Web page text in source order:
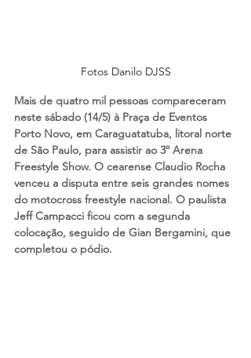
Fotos Danilo DJSS
Mais de quatro mil pessoas compareceram
neste sábado (14/5) à Praça de Eventos
Porto Novo, em Caraguatatuba, litoral norte
de São Paulo, para assistir ao 3º Arena
Freestyle Show. O cearense Claudio Rocha
venceu a disputa entre seis grandes nomes
do motocross freestyle nacional. O paulista
Jeff Campacci ficou com a segunda
colocação, seguido de Gian Bergamini, que
completou o pódio.